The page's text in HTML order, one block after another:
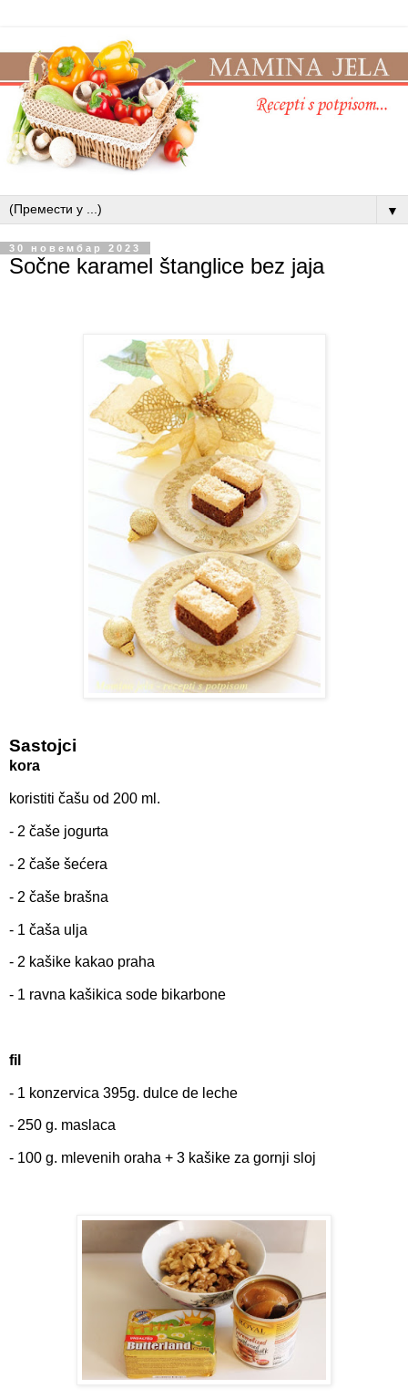
▼
30 новембар 2023
Sočne karamel štanglice bez jaja
Sastojci
kora
koristiti čašu od 200 ml.
- 2 čaše jogurta
- 2 čaše šećera
- 2 čaše brašna
- 1 čaša ulja
- 2 kašike kakao praha
- 1 ravna kašikica sode bikarbone
fil
- 1 konzervica 395g. dulce de leche
- 250 g. maslaca
- 100 g. mlevenih oraha + 3 kašike za gornji sloj